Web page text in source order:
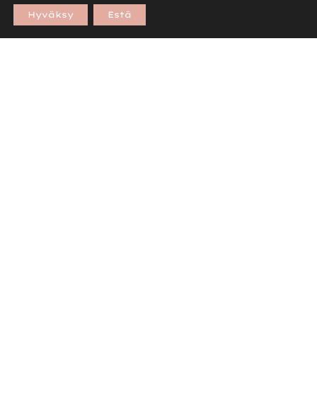
arkkitehtuuriin, konsepteihin sekä tila- ja
sisustussuunnitteluun erikoistunut
suunnittelutoimisto.
Hyväksy Estä